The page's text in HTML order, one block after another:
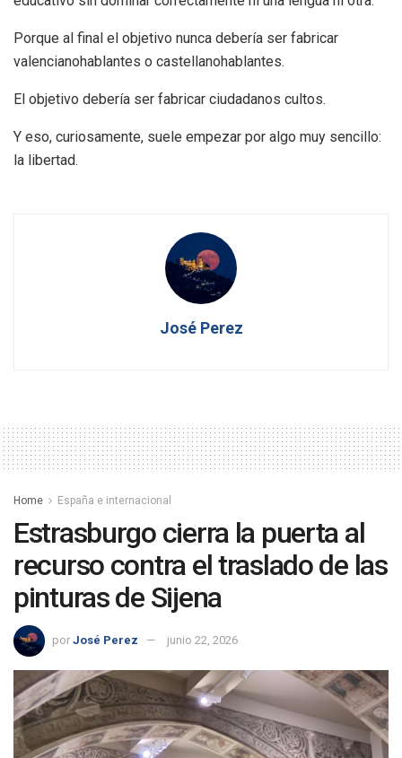
Porque al final el objetivo nunca debería ser fabricar
valencianohablantes o castellanohablantes.
El objetivo debería ser fabricar ciudadanos cultos.
Y eso, curiosamente, suele empezar por algo muy sencillo:
la libertad.
José Perez
Home España e internacional
Estrasburgo cierra la puerta al
recurso contra el traslado de las
pinturas de Sijena
por José Perez junio 22, 2026